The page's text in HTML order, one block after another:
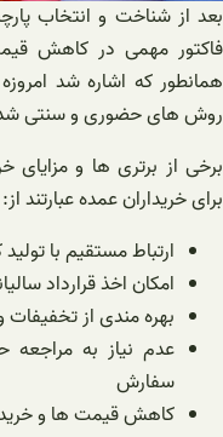
بعد از شناخت و انتخاب
فاکتور مهمی در کاهش
همانطور که اشاره شد
روش های حضوری و سنتی شده
برخی از برتری ها و مزایای
برای خریداران عمده عبارتند از:
ارتباط مستقیم با تولید
امکان اخذ قرارداد
بهره مندی از تخفیفات
عدم نیاز به
سفارش
کاهش قیمت ها و خرید